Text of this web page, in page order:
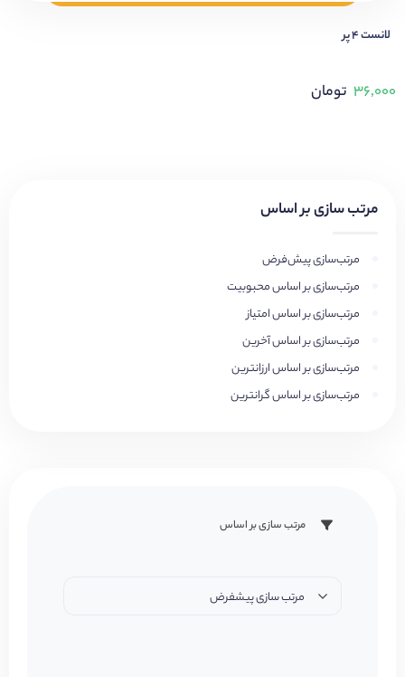
مرتب سازی بر اساس
مرتب‌سازی پیش‌فرض
مرتب‌سازی بر اساس محبوبیت
مرتب‌سازی بر اساس امتیاز
مرتب‌سازی بر اساس آخرین
مرتب‌سازی بر اساس ارزانترین
مرتب‌سازی بر اساس گرانترین
مرتب سازی بر اساس
مرتب سازی پیشفرض
لانست ۴ پر
۳۶,۰۰۰ تومان